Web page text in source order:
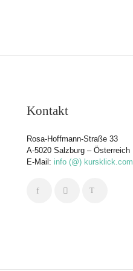
Kontakt
Rosa-Hoffmann-Straße 33
A-5020 Salzburg – Österreich
E-Mail: info (@) kursklick.com